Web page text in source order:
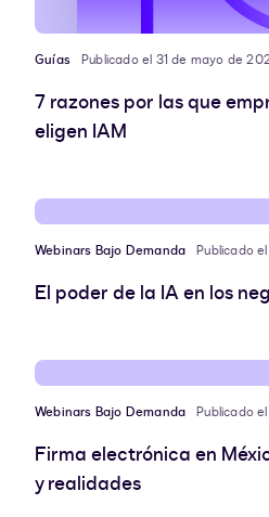
Guías Publicado el 31 de mayo de
7 razones por las que
eligen IAM
Webinars Bajo Demanda Publicado
El poder de la IA en los
Webinars Bajo Demanda Publicado
Firma electrónica en
y realidades